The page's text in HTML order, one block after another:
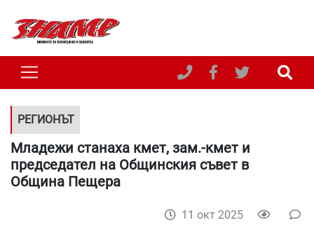
РЕГИОНЪТ
Младежи станаха кмет, зам.-кмет и
председател на Общинския съвет в
Община Пещера
11 окт 2025